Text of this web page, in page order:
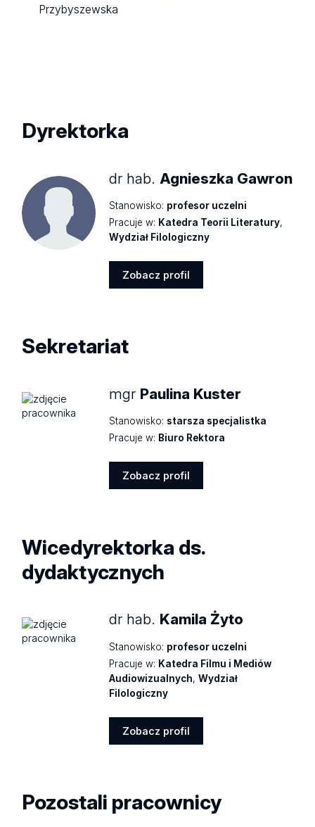
Przybyszewska
Dyrektorka
dr hab. Agnieszka Gawron
Stanowisko: profesor uczelni
Pracuje w: Katedra Teorii Literatury,
Wydział Filologiczny
Zobacz profil
Sekretariat
mgr Paulina Kuster
Stanowisko: starsza specjalistka
Pracuje w: Biuro Rektora
Zobacz profil
Wicedyrektorka ds.
dydaktycznych
dr hab. Kamila Żyto
Stanowisko: profesor uczelni
Pracuje w: Katedra Filmu i Mediów
Audiowizualnych,Wydział
Filologiczny
Zobacz profil
Pozostali pracownicy